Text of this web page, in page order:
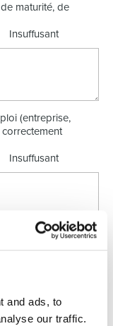
and ads, to
our traffic.
maturité, de
Insuffusant
(entreprise,
Insuffusant
candidats